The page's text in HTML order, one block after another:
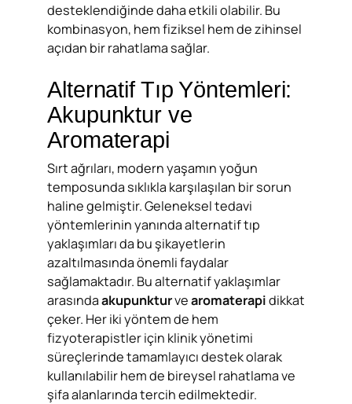
desteklendiğinde daha etkili olabilir. Bu
kombinasyon, hem fiziksel hem de zihinsel
açıdan bir rahatlama sağlar.
Alternatif Tıp Yöntemleri:
Akupunktur ve
Aromaterapi
Sırt ağrıları, modern yaşamın yoğun
temposunda sıklıkla karşılaşılan bir sorun
haline gelmiştir. Geleneksel tedavi
yöntemlerinin yanında alternatif tıp
yaklaşımları da bu şikayetlerin
azaltılmasında önemli faydalar
sağlamaktadır. Bu alternatif yaklaşımlar
arasındaakupunkturvearomaterapidikkat
çeker. Her iki yöntem de hem
fizyoterapistler için klinik yönetimi
süreçlerinde tamamlayıcı destek olarak
kullanılabilir hem de bireysel rahatlama ve
şifa alanlarında tercih edilmektedir.